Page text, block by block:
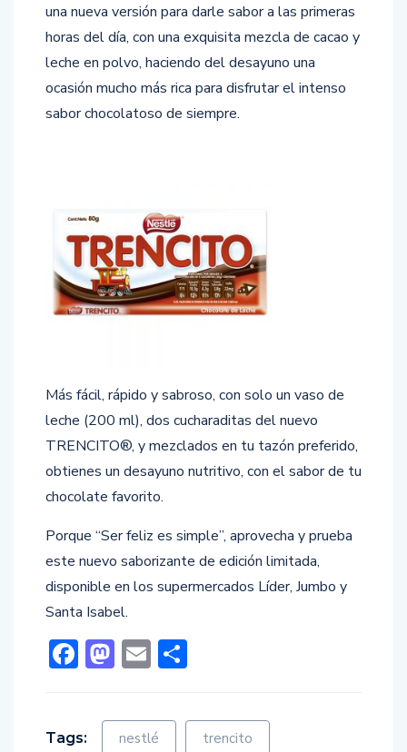
una nueva versión para darle sabor a las primeras
horas del día, con una exquisita mezcla de cacao y
leche en polvo, haciendo del desayuno una
ocasión mucho más rica para disfrutar el intenso
sabor chocolatoso de siempre.
Más fácil, rápido y sabroso, con solo un vaso de
leche (200 ml), dos cucharaditas del nuevo
TRENCITO®, y mezclados en tu tazón preferido,
obtienes un desayuno nutritivo, con el sabor de tu
chocolate favorito.
Porque “Ser feliz es simple”, aprovecha y prueba
este nuevo saborizante de edición limitada,
disponible en los supermercados Líder, Jumbo y
Santa Isabel.
Facebook
Mastodon
Email
Tags: nestlé trencito